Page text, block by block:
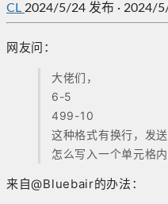
CL 2024/5/24 发布 · 2024/
网友问：
大佬们，
6-5
499-10
这种格式有换行，发
怎么写入一个单元格内
来自@Bluebair的办法：